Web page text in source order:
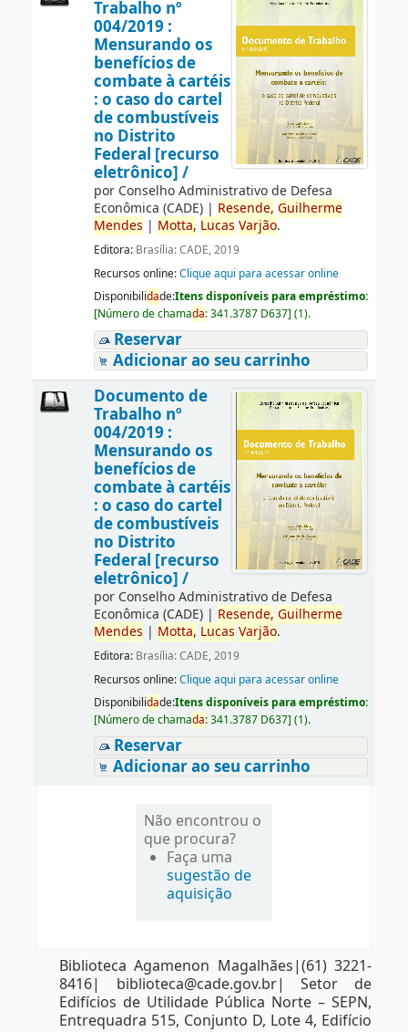
Trabalho nº
004/2019 :
Mensurando os
benefícios de
combate à cartéis
: o caso do cartel
de combustíveis
no Distrito
Federal [recurso
eletrônico] /
por Conselho Administrativo de Defesa
Econômica (CADE)| Resende, Guilherme
Mendes | Motta, Lucas Varjão.
Editora: Brasília: CADE, 2019
Recursos online:Clique aqui para acessar online
Disponibilidade:Itens disponíveis para empréstimo:
[Número de chamada:341.3787 D637] (1).
Reservar
Adicionar ao seu carrinho
Documento de
Trabalho nº
004/2019 :
Mensurando os
benefícios de
combate à cartéis
: o caso do cartel
de combustíveis
no Distrito
Federal [recurso
eletrônico] /
por Conselho Administrativo de Defesa
Econômica (CADE)| Resende, Guilherme
Mendes | Motta, Lucas Varjão.
Editora: Brasília: CADE, 2019
Recursos online:Clique aqui para acessar online
Disponibilidade:Itens disponíveis para empréstimo:
[Número de chamada:341.3787 D637] (1).
Reservar
Adicionar ao seu carrinho
Não encontrou o
que procura?
Faça uma
sugestão de
aquisição
Biblioteca Agamenon Magalhães|(61) 3221-
8416| biblioteca@cade.gov.br| Setor de
Edifícios de Utilidade Pública Norte – SEPN,
Entrequadra 515, Conjunto D, Lote 4, Edifício